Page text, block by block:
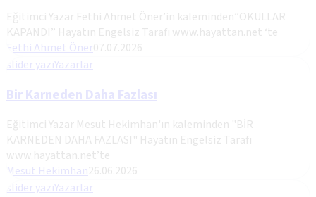
Eğitimci Yazar Fethi Ahmet Öner’in kaleminden”OKULLAR
KAPANDI” Hayatın Engelsiz Tarafı www.hayattan.net ‘te
Fethi Ahmet Öner07.07.2026
slider yazıYazarlar
Bir Karneden Daha Fazlası
Eğitimci Yazar Mesut Hekimhan'ın kaleminden "BİR
KARNEDEN DAHA FAZLASI" Hayatın Engelsiz Tarafı
www.hayattan.net’te
Mesut Hekimhan26.06.2026
slider yazıYazarlar